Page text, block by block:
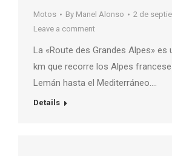
Motos By Manel Alonso
2 de
Leave a comment
La «Route des Grandes Alpes» es
km que recorre los Alpes
Lemán hasta el Mediterráneo….
Details